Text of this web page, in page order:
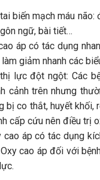
biến mạch máu
ngữ, bài tiết…
áp có tác dụng
giảm nhanh các
lực đột ngột: Các
cảnh trên nhưng
bị co thắt, huyết
cấp cứu nên điều trị
cao áp có tác dụng
cao áp đối với